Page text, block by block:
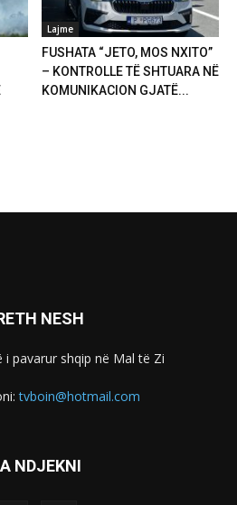
Lajme
FUSHATA “JETO, MOS NXITO”
– KONTROLLE TË SHTUARA NË
KOMUNIKACION GJATË...
NESH
i pavarur shqip në Mal të Zi
tvboin@hotmail.com
NDJEKNI